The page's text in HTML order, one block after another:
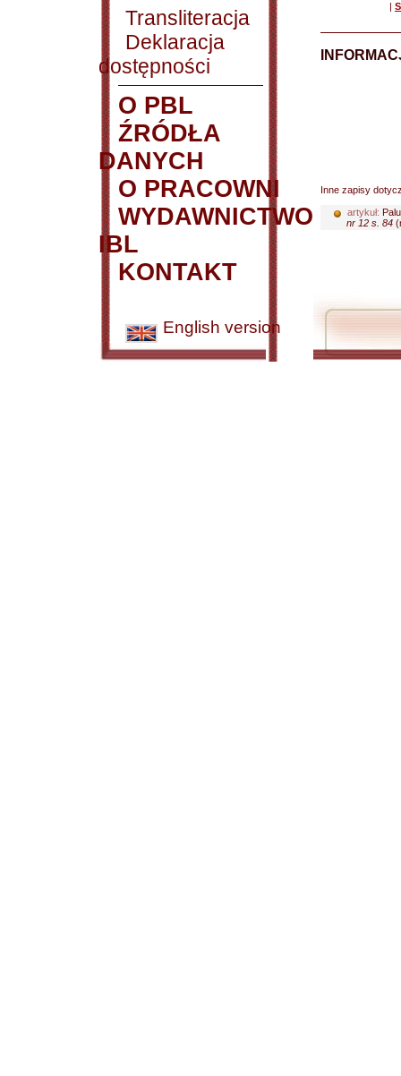
Transliteracja
Deklaracja
dostępności
O PBL
ŹRÓDŁA
DANYCH
O PRACOWNI
WYDAWNICTWO
IBL
KONTAKT
English version
|
Inne zapisy
artykuł:
nr 12 s. 84